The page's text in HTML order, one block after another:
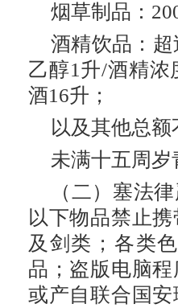
烟草制品：
酒精饮品：
乙醇1升/酒精浓
酒16升；
以及其他总
未满十五周
（二）塞法
以下物品禁止
及剑类；各类
品；盗版电脑
或产自联合国